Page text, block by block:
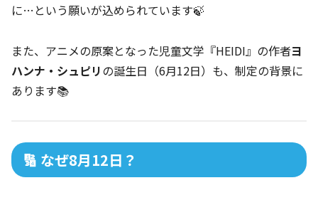
に…という願いが込められています🍃
また、アニメの原案となった児童文学『HEIDI』の作者ヨ
ハンナ・シュピリの誕生日（6月12日）も、制定の背景に
あります📚
🔢 なぜ8月12日？